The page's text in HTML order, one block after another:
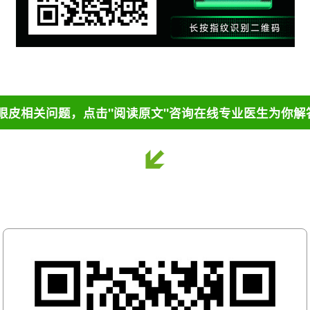
皮相关问题，点击"阅读原文"咨询在线专业医生为你解